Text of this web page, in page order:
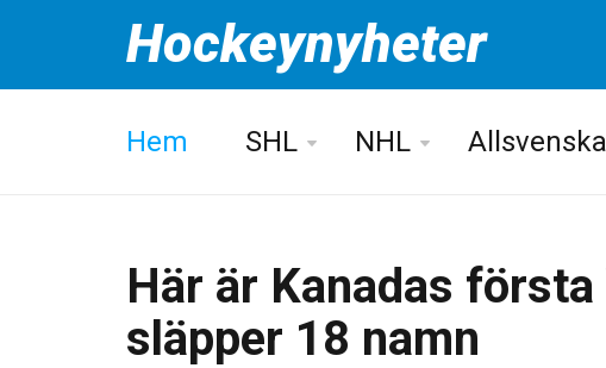
Hockeynyheter
Hem SHL NHL
Här är Kanadas
släpper 18 namn